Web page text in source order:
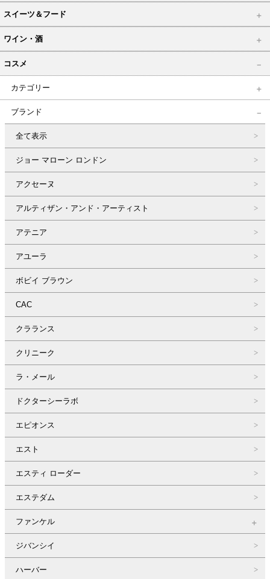
スイーツ＆フード
ワイン・酒
コスメ
カテゴリー
ブランド
全て表示
ジョー マローン ロンドン
アクセーヌ
アルティザン・アンド・アーティスト
アテニア
アユーラ
ボビイ ブラウン
CAC
クラランス
クリニーク
ラ・メール
ドクターシーラボ
エピオンス
エスト
エスティ ローダー
エステダム
ファンケル
ジバンシイ
ハーバー